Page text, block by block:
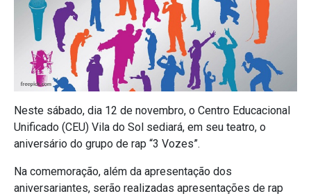
Neste sábado, dia 12 de novembro, o Centro Educacional
Unificado (CEU) Vila do Sol sediará, em seu teatro, o
aniversário do grupo de rap “3 Vozes”.
Na comemoração, além da apresentação dos
aniversariantes, serão realizadas apresentações de rap